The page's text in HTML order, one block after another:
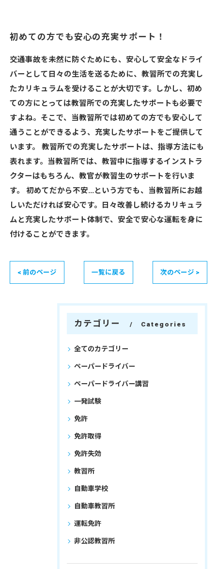
初めての方でも安心の充実サポート！
交通事故を未然に防ぐためにも、安心して安全なドライ
バーとして日々の生活を送るために、教習所での充実し
たカリキュラムを受けることが大切です。しかし、初め
ての方にとっては教習所での充実したサポートも必要で
すよね。そこで、当教習所では初めての方でも安心して
通うことができるよう、充実したサポートをご提供して
います。 教習所での充実したサポートは、指導方法にも
表れます。当教習所では、教習中に指導するインストラ
クターはもちろん、教官が教習生のサポートを行いま
す。 初めてだから不安…という方でも、当教習所にお越
しいただければ安心です。日々改善し続けるカリキュラ
ムと充実したサポート体制で、安全で安心な運転を身に
付けることができます。
< 前のページ 一覧に戻る 次のページ >
カテゴリー Categories
全てのカテゴリー
ペーパードライバー
ペーパードライバー講習
一発試験
免許
免許取得
免許失効
教習所
自動車学校
自動車教習所
運転免許
非公認教習所